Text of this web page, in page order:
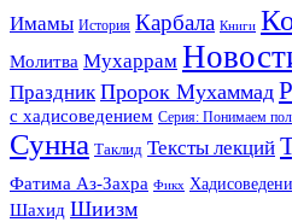
Имамы История Карбала Книги
Молитва Мухаррам
Праздник Пророк Мухаммад
с хадисоведением Серия: Понимаем
Сунна Таклид Тексты лекций
Фатима Аз-Захра Фикх
Шахид Шиизм